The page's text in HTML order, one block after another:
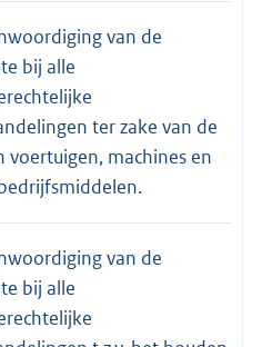
van de
bij alle
ter zake van de
voertuigen, machines en
van de
bij alle